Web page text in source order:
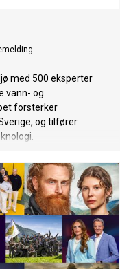
med 500 eksperter
vann- og
forsterker
og tilfører